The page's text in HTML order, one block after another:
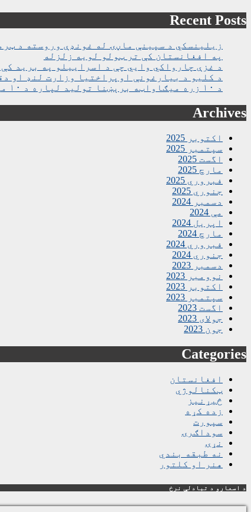
Recent Posts
زیلینسکي د سپینې ماڼۍ له غونډې وروسته د
په افغانستان کې تر ټولو لویه زلزله
د غزې چارواکي وايي چې د اسراییلو په برید کې په روغتون باندې د ۱۵ کسانو
د کلیو د بیارغونې اوپراختیا وزارت لنډ او
د ۱۰ زره میګاواټه برېښنا تولید لپاره د ۱۰ میلیارده ډالرو تړون لاسلیک شو
Archives
اکتوبر 2025
سپتمبر 2025
اگست 2025
مارچ 2025
فبروري 2025
جنوري 2025
دسمبر 2024
مې 2024
اپریل 2024
مارچ 2024
فبروري 2024
جنوري 2024
دسمبر 2023
نوومبر 2023
اکتوبر 2023
سپتمبر 2023
اگست 2023
جولای 2023
جون 2023
Categories
افغانستان
ټکنالوژي
څیړنیز
زده کړه
سپورت
سوداګرۍ
نړۍ
نه طبقه بندي
هنر او کلتور
د اسعارو د تبادلې نرخ